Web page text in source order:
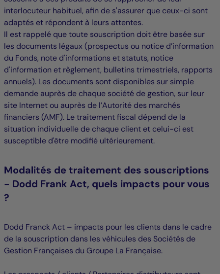
interlocuteur habituel, afin de s'assurer que ceux-ci sont
adaptés et répondent à leurs attentes.
Il est rappelé que toute souscription doit être basée sur
les documents légaux (prospectus ou notice d’information
du Fonds, note d'informations et statuts, notice
d'information et règlement, bulletins trimestriels, rapports
annuels). Les documents sont disponibles sur simple
demande auprès de chaque société de gestion, sur leur
site Internet ou auprès de l’Autorité des marchés
financiers (AMF). Le traitement fiscal dépend de la
situation individuelle de chaque client et celui-ci est
susceptible d'être modifié ultérieurement.
Modalités de traitement des souscriptions
- Dodd Frank Act, quels impacts pour vous
?
Dodd Franck Act – impacts pour les clients dans le cadre
de la souscription dans les véhicules des Sociétés de
Gestion Françaises du Groupe La Française.